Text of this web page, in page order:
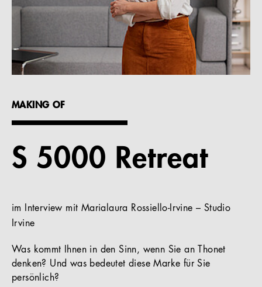
Service
Unternehmen
MAKING OF
S 5000 Retreat
im Interview mit Marialaura Rossiello-Irvine – Studio
Irvine
Was kommt Ihnen in den Sinn, wenn Sie an Thonet
denken? Und was bedeutet diese Marke für Sie
persönlich?